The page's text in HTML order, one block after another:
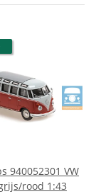
940052301 VW
rood 1:43